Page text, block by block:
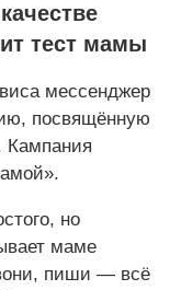
тест мамы
мессенджер
посвящённую
Кампания
но
маме
пиши — всё